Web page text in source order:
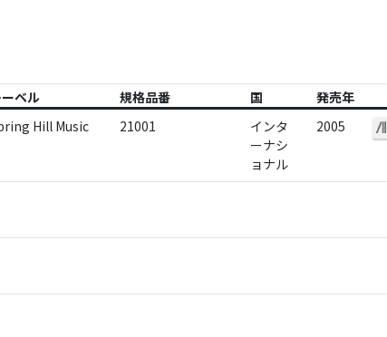
ーベル 規格品番 国
発売年
Hill Music 21001
インタ
ーナシ
ョナル
2005